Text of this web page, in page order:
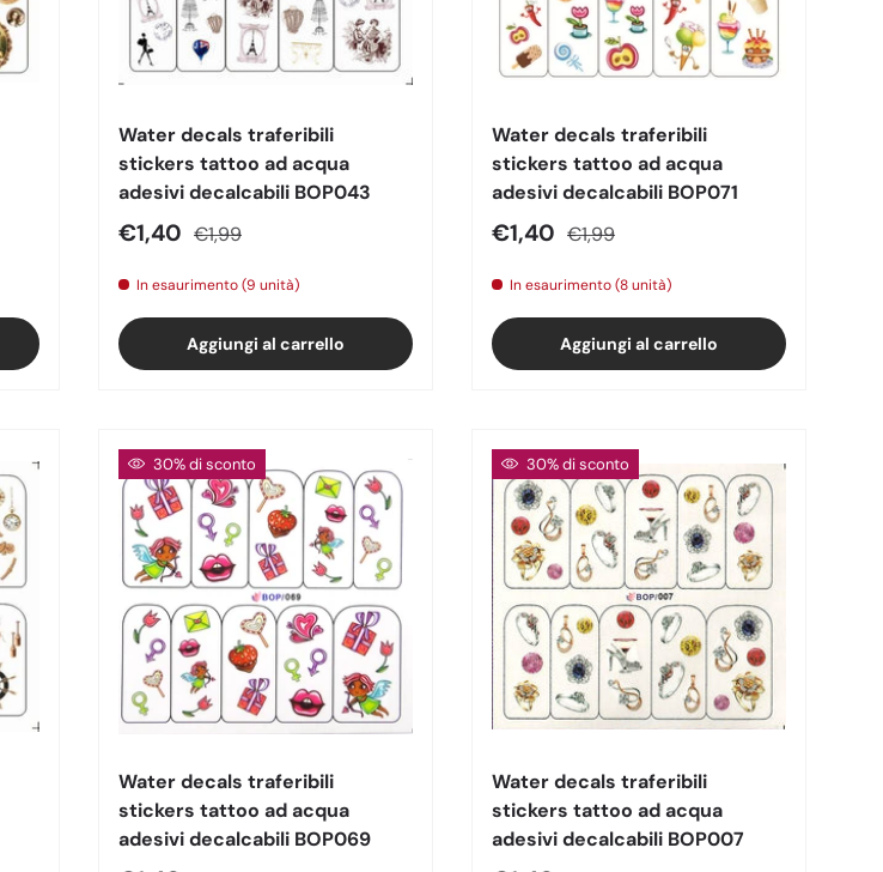
Water decals traferibili
stickers tattoo ad acqua
adesivi decalcabili BOP043
Prezzo di vendita
€1,40 Prezzo normale
€1,99
In esaurimento (9 unità)
Aggiungi al carrello
Water decals traferibili
stickers tattoo ad acqua
adesivi decalcabili BOP071
Prezzo di vendita
€1,40 Prezzo normale
€1,99
In esaurimento (8 unità)
Aggiungi al carrello
30% di sconto
Water decals traferibili
stickers tattoo ad acqua
adesivi decalcabili BOP069
30% di sconto
Water decals traferibili
stickers tattoo ad acqua
adesivi decalcabili BOP007